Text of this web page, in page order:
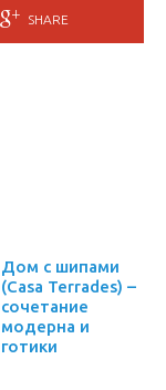
SHARE
Дом с шипами
(Casa Terrades) –
сочетание
модерна и
готики